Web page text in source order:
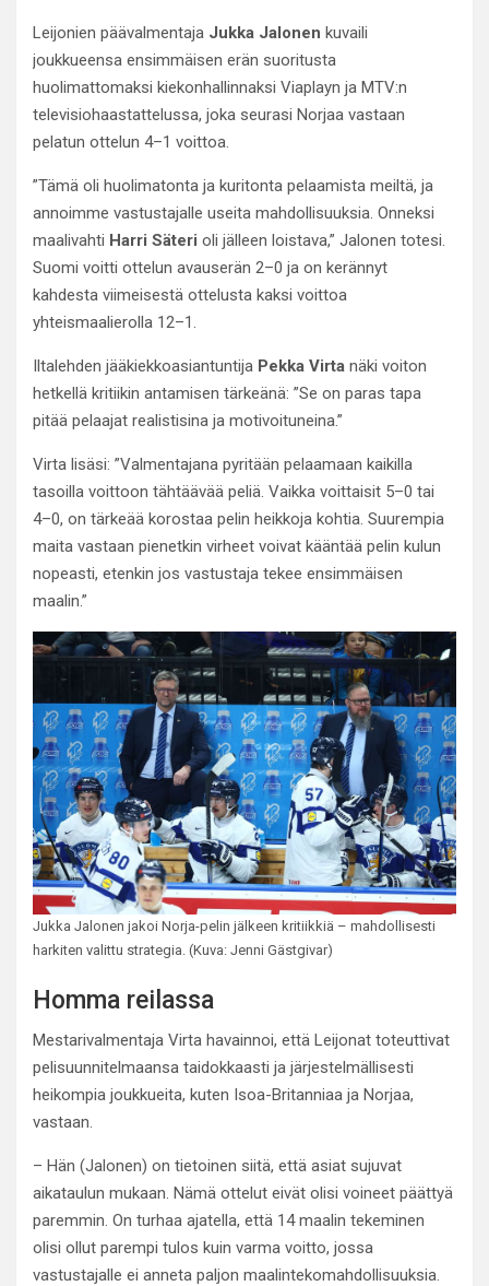
Leijonien päävalmentaja Jukka Jalonen kuvaili
joukkueensa ensimmäisen erän suoritusta
huolimattomaksi kiekonhallinnaksi Viaplayn ja MTV:n
televisiohaastattelussa, joka seurasi Norjaa vastaan
pelatun ottelun 4–1 voittoa.
”Tämä oli huolimatonta ja kuritonta pelaamista meiltä, ja
annoimme vastustajalle useita mahdollisuuksia. Onneksi
maalivahti Harri Säteri oli jälleen loistava,” Jalonen totesi.
Suomi voitti ottelun avauserän 2–0 ja on kerännyt
kahdesta viimeisestä ottelusta kaksi voittoa
yhteismaalierolla 12–1.
Iltalehden jääkiekkoasiantuntija Pekka Virta näki voiton
hetkellä kritiikin antamisen tärkeänä: ”Se on paras tapa
pitää pelaajat realistisina ja motivoituneina.”
Virta lisäsi: ”Valmentajana pyritään pelaamaan kaikilla
tasoilla voittoon tähtäävää peliä. Vaikka voittaisit 5–0 tai
4–0, on tärkeää korostaa pelin heikkoja kohtia. Suurempia
maita vastaan pienetkin virheet voivat kääntää pelin kulun
nopeasti, etenkin jos vastustaja tekee ensimmäisen
maalin.”
Jukka Jalonen jakoi Norja-pelin jälkeen kritiikkiä – mahdollisesti
harkiten valittu strategia. (Kuva: Jenni Gästgivar)
Homma reilassa
Mestarivalmentaja Virta havainnoi, että Leijonat toteuttivat
pelisuunnitelmaansa taidokkaasti ja järjestelmällisesti
heikompia joukkueita, kuten Isoa-Britanniaa ja Norjaa,
vastaan.
– Hän (Jalonen) on tietoinen siitä, että asiat sujuvat
aikataulun mukaan. Nämä ottelut eivät olisi voineet päättyä
paremmin. On turhaa ajatella, että 14 maalin tekeminen
olisi ollut parempi tulos kuin varma voitto, jossa
vastustajalle ei anneta paljon maalintekomahdollisuuksia.